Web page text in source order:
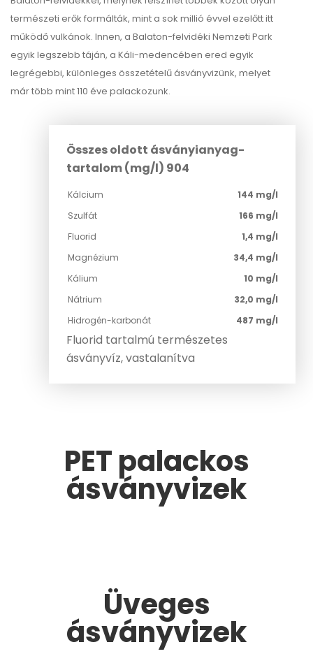
természeti erők formálták, mint a sok millió évvel ezelőtt itt
működő vulkánok. Innen, a Balaton-felvidéki Nemzeti Park
egyik legszebb táján, a Káli-medencében ered egyik
legrégebbi, különleges összetételű ásványvizünk, melyet
már több mint 110 éve palackozunk.
Összes oldott ásványianyag-
tartalom (mg/l) 904
Kálcium
144 mg/l
Szulfát
166 mg/l
Fluorid
1,4 mg/l
Magnézium
34,4 mg/l
Kálium
10 mg/l
Nátrium
32,0 mg/l
Hidrogén-karbonát
487 mg/l
Fluorid tartalmú természetes
ásványvíz, vastalanítva
PET palackos
ásványvizek
Üveges
ásványvizek